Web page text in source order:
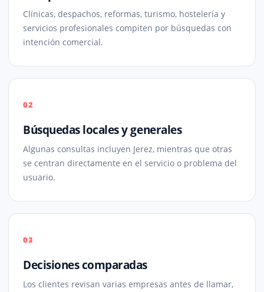
Clínicas, despachos, reformas, turismo, hostelería y
servicios profesionales compiten por búsquedas con
intención comercial.
02
Búsquedas locales y generales
Algunas consultas incluyen Jerez, mientras que otras
se centran directamente en el servicio o problema del
usuario.
03
Decisiones comparadas
Los clientes revisan varias empresas antes de llamar,